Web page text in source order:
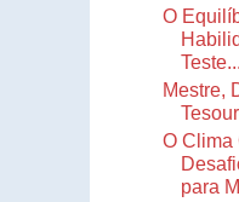
O
Teste...
Mestre,
O Clima
para